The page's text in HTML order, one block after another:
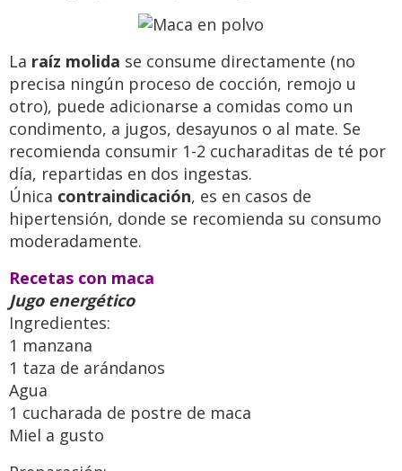
La raíz molida se consume directamente (no
precisa ningún proceso de cocción, remojo u
otro), puede adicionarse a comidas como un
condimento, a jugos, desayunos o al mate. Se
recomienda consumir 1-2 cucharaditas de té por
día, repartidas en dos ingestas.
Única contraindicación, es en casos de
hipertensión, donde se recomienda su consumo
moderadamente.
Recetas con maca
Jugo energético
Ingredientes:
1 manzana
1 taza de arándanos
Agua
1 cucharada de postre de maca
Miel a gusto